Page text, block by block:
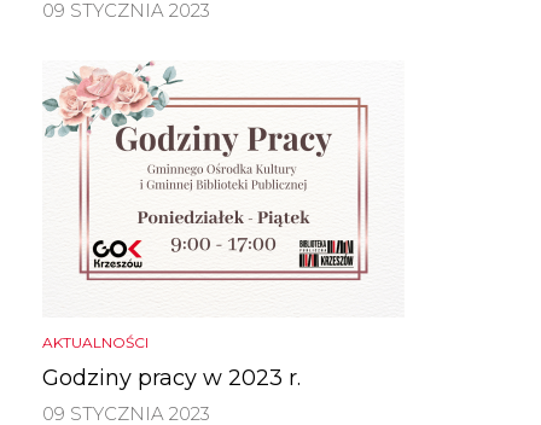
09 STYCZNIA 2023
AKTUALNOŚCI
Godziny pracy w 2023 r.
09 STYCZNIA 2023